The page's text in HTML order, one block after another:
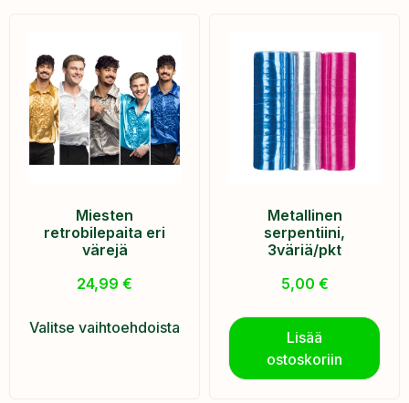
Miesten
retrobilepaita eri
värejä
24,99 €
Valitse vaihtoehdoista
Metallinen
serpentiini,
3väriä/pkt
5,00 €
Lisää
ostoskoriin